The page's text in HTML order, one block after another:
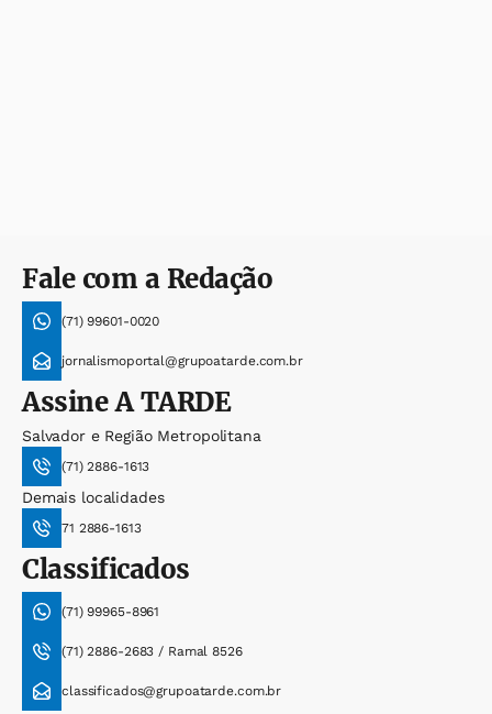
Fale com a Redação
(71) 99601-0020
jornalismoportal@grupoatarde.com.br
AssineA TARDE
Salvador e Região Metropolitana
(71) 2886-1613
Demais localidades
71 2886-1613
Classificados
(71) 99965-8961
(71) 2886-2683 / Ramal 8526
classificados@grupoatarde.com.br